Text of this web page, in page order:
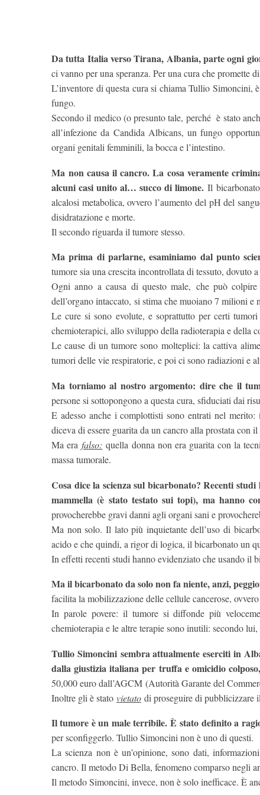
Da tutta Italia verso Tirana, Albania, parte ogni
ci vanno per una speranza. Per una cura che promette
L’inventore di questa cura si chiama Tullio Simoncini,
fungo.
Secondo il medico (o presunto tale, perché è stato
all’infezione da Candida Albicans, un fungo
organi genitali femminili, la bocca e l’intestino.
Ma non causa il cancro. La cosa veramente
alcuni casi unito al… succo di limone. Il
alcalosi metabolica, ovvero l’aumento del pH del
disidratazione e morte.
Il secondo riguarda il tumore stesso.
Ma prima di parlarne, esaminiamo dal punto
tumore sia una crescita incontrollata di tessuto, dovuto
Ogni anno a causa di questo male, che può
dell’organo intaccato, si stima che muoiano 7 milioni e
Le cure si sono evolute, e soprattutto per certi
chemioterapici, allo sviluppo della radioterapia e della
Le cause di un tumore sono molteplici: la cattiva
tumori delle vie respiratorie, e poi ci sono radiazioni e
Ma torniamo al nostro argomento: dire che il
persone si sottopongono a questa cura, sfiduciati dai
E adesso anche i complottisti sono entrati nel
diceva di essere guarita da un cancro alla prostata con
Ma erafalso: quella donna non era guarita con la
massa tumorale.
Cosa dice la scienza sul bicarbonato? Recenti
mammella (è stato testato sui topi), ma hanno
provocherebbe gravi danni agli organi sani e
Ma non solo. Il lato più inquietante dell’uso di
acido e che quindi, a rigor di logica, il bicarbonato un
In effetti recenti studi hanno evidenziato che usando il
Ma il bicarbonato da solo non fa niente, anzi,
facilita la mobilizzazione delle cellule cancerose,
In parole povere: il tumore si diffonde più
chemioterapia e le altre terapie sono inutili: secondo
Tullio Simoncini sembra attualmente eserciti in
dalla giustizia italiana per truffa e omicidio
50,000 euro dall’AGCM (Autorità Garante del
Inoltre gli è stato vietato di proseguire di pubblicizzare
Il tumore è un male terribile. È stato definito a
per sconfiggerlo. Tullio Simoncini non è uno di questi.
La scienza non è un’opinione, sono dati,
cancro. Il metodo Di Bella, fenomeno comparso negli
Il metodo Simoncini, invece, non è solo inefficace. È